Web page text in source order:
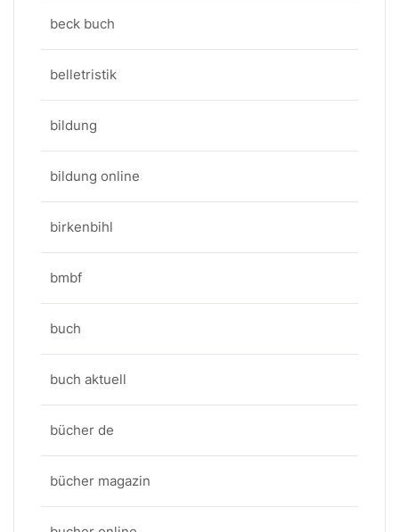
beck buch
belletristik
bildung
bildung online
birkenbihl
bmbf
buch
buch aktuell
bücher de
bücher magazin